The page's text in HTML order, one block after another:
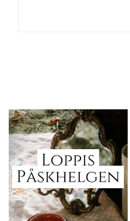
Vi skall ha loppis!
I Vellnez anda;...
6 0